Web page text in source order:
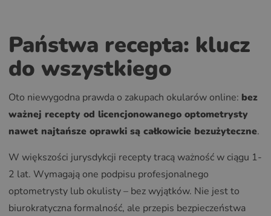
Państwa recepta: klucz
do wszystkiego
Oto niewygodna prawda o zakupach okularów online: bez
ważnej recepty od licencjonowanego optometrysty
nawet najtańsze oprawki są całkowicie bezużyteczne.
W większości jurysdykcji recepty tracą ważność w ciągu 1-
2 lat. Wymagają one podpisu profesjonalnego
optometrysty lub okulisty – bez wyjątków. Nie jest to
biurokratyczna formalność, ale przepis bezpieczeństwa